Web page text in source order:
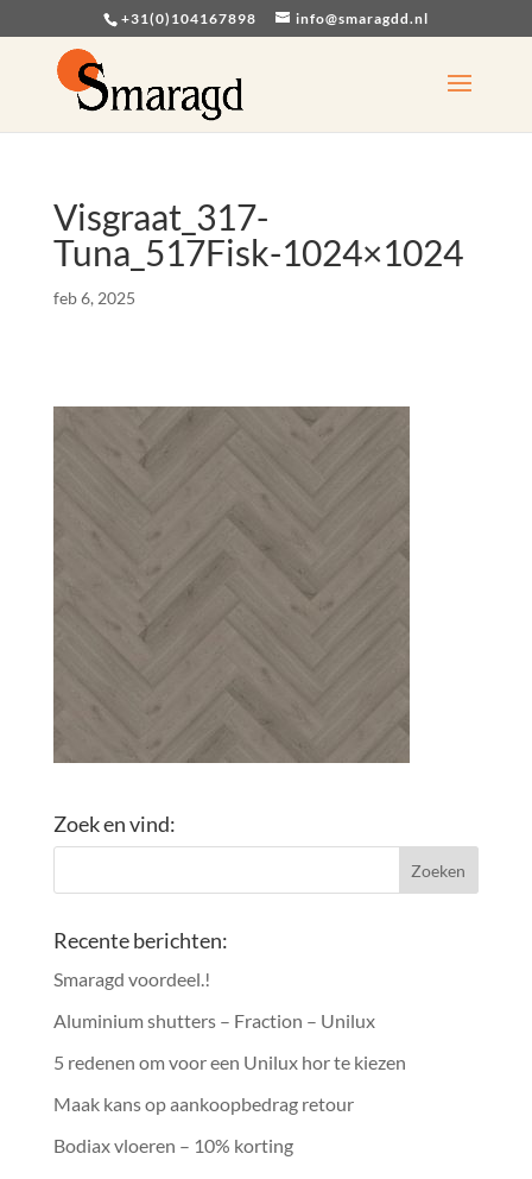
+31(0)104167898 info@smaragdd.nl
Visgraat_317-
Tuna_517Fisk-1024×1024
feb 6, 2025
Zoek en vind:
Recente berichten:
Smaragd voordeel.!
Aluminium shutters – Fraction – Unilux
5 redenen om voor een Unilux hor te kiezen
Maak kans op aankoopbedrag retour
Bodiax vloeren – 10% korting